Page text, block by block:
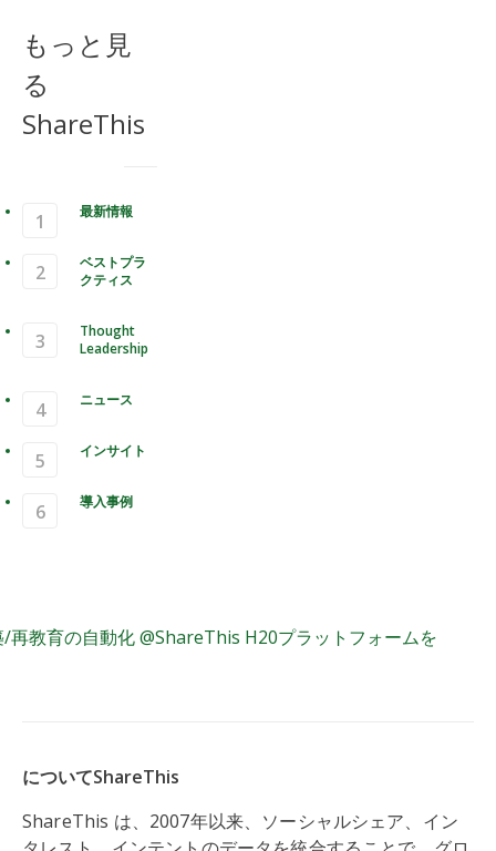
もっと見
る
ShareThis
最新情報
ベストプラ
クティス
Thought
Leadership
ニュース
インサイト
導入事例
再教育の自動化 @ShareThis H20プラットフォームを
についてShareThis
ShareThis は、2007年以来、ソーシャルシェア、イン